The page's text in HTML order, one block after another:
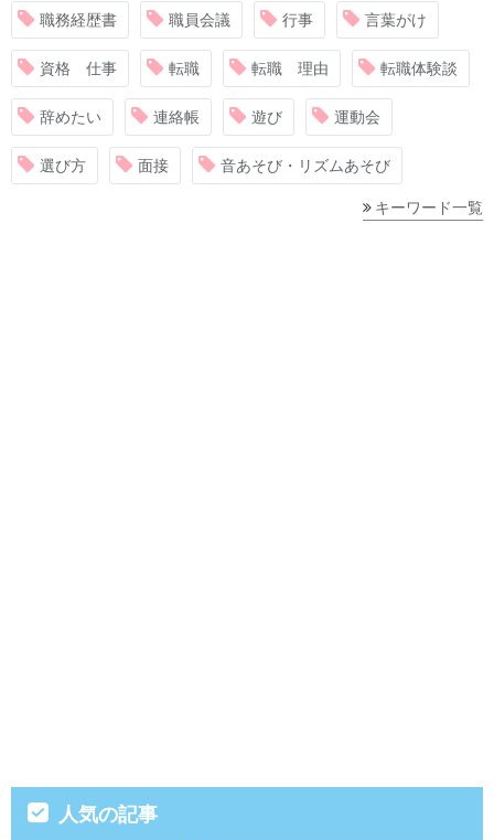
職務経歴書 職員会議 行事 言葉がけ
資格 仕事 転職 転職 理由 転職体験談
辞めたい 連絡帳 遊び 運動会
選び方 面接 音あそび・リズムあそび
キーワード一覧
人気の記事